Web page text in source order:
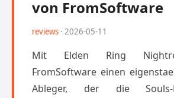
von FromSoftware
reviews · 2026-05-11
Mit Elden Ring
FromSoftware einen
Ableger, der die